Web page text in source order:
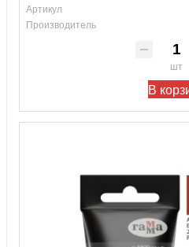
Артикул
Производитель
шт
В